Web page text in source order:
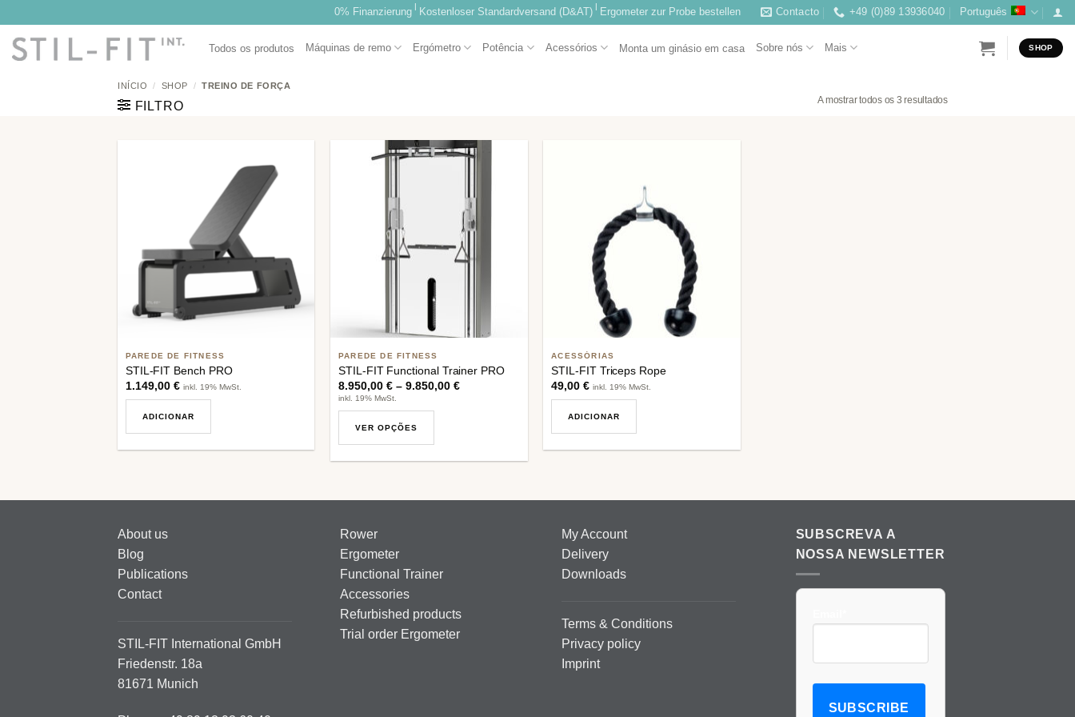
para
0% Finanzierung | Kostenloser Standardversand (D&AT) | Ergometer zur Probe bestellen Contacto +49 (0)89 13936040 Português
Todos os produtos Máquinas de remo Ergómetro Potência Acessórios Monta um ginásio em casa Sobre nós Mais SHOP
INÍCIO / SHOP / TREINO DE FORÇA
FILTRO A mostrar todos os 3 resultados
Adicionar
à lista de
PAREDE DE FITNESS
STIL-FIT Bench PRO
1.149,00 € inkl. 19% MwSt.
ADICIONAR
à lista de
PAREDE DE FITNESS
STIL-FIT Functional Trainer PRO
8.950,00€ –9.850,00€
inkl. 19% MwSt.
VER OPÇÕES
variants.
options
may
be
chosen
on
ACESSÓRIAS
STIL-FIT Triceps Rope
49,00€ inkl. 19% MwSt.
ADICIONAR
About us
Blog
Publications
Contact
STIL-FIT International GmbH
Friedenstr. 18a
81671 Munich
Rower
Ergometer
Functional Trainer
Accessories
Refurbished products
Trial order Ergometer
My Account
Delivery
Downloads
Terms & Conditions
Privacy policy
Imprint
SUBSCREVA A
NOSSA NEWSLETTER